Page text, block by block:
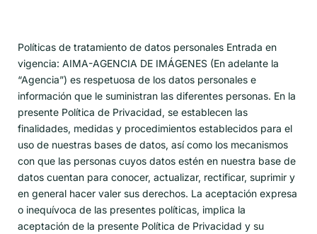
Políticas de tratamiento de datos personales Entrada en
vigencia: AIMA-AGENCIA DE IMÁGENES (En adelante la
“Agencia”) es respetuosa de los datos personales e
información que le suministran las diferentes personas. En la
presente Política de Privacidad, se establecen las
finalidades, medidas y procedimientos establecidos para el
uso de nuestras bases de datos, así como los mecanismos
con que las personas cuyos datos estén en nuestra base de
datos cuentan para conocer, actualizar, rectificar, suprimir y
en general hacer valer sus derechos. La aceptación expresa
o inequívoca de las presentes políticas, implica la
aceptación de la presente Política de Privacidad y su